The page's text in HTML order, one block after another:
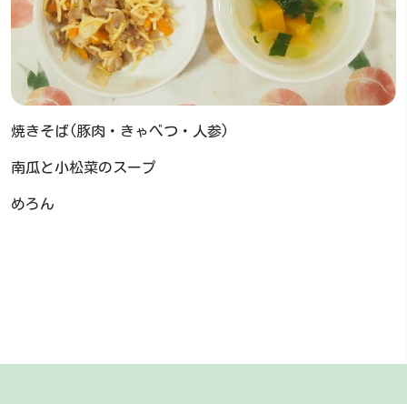
焼きそば(豚肉・きゃべつ・人参)
南瓜と小松菜のスープ
めろん